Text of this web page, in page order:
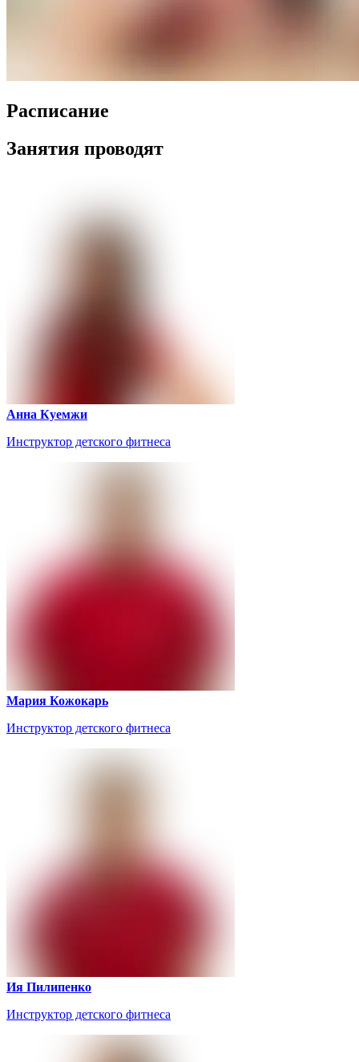
Распиcание
Занятия проводят
Анна Куемжи
Инструктор детского фитнеса
Мария Кожокарь
Инструктор детского фитнеса
Ия Пилипенко
Инструктор детского фитнеса